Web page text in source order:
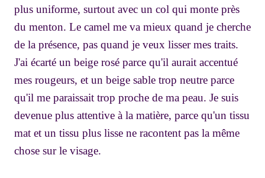
plus uniforme, surtout avec un col qui monte près
du menton. Le camel me va mieux quand je cherche
de la présence, pas quand je veux lisser mes traits.
J'ai écarté un beige rosé parce qu'il aurait accentué
mes rougeurs, et un beige sable trop neutre parce
qu'il me paraissait trop proche de ma peau. Je suis
devenue plus attentive à la matière, parce qu'un tissu
mat et un tissu plus lisse ne racontent pas la même
chose sur le visage.